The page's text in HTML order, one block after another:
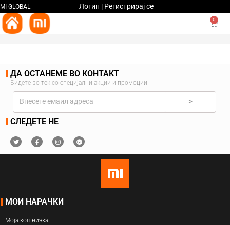
MI GLOBAL Логин | Регистрирај се
0
ДА ОСТАНЕМЕ ВО КОНТАКТ
Бидете во тек со специјални акции и промоции
>
СЛЕДЕТЕ НЕ
МОИ НАРАЧКИ
Моја кошничка